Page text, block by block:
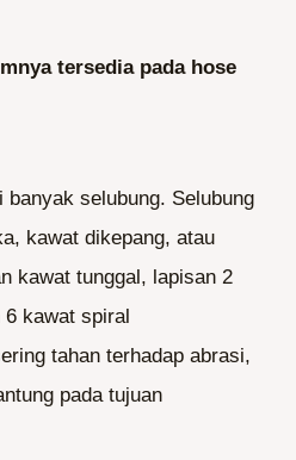
tersedia pada hose
selubung. Selubung
kawat dikepang, atau
kawat tunggal, lapisan 2
kawat spiral
tahan terhadap abrasi,
pada tujuan